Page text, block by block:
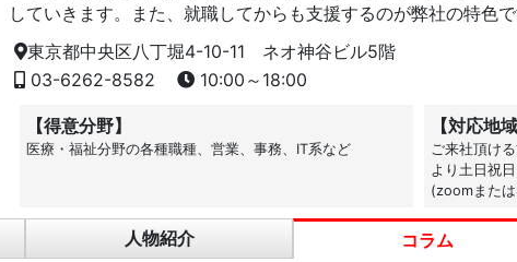
していきます。また、就職してからも支援するのが弊社の特色で
東京都中央区八丁堀4-10-11 ネオ神谷ビル5階
03-6262-8582
10:00～18:00
【得意分野】
医療・福祉分野の各種職種、営業、事務、IT系など
【対応地域
ご来社頂け
より土日祝
(zoomまた
人物紹介 コラム